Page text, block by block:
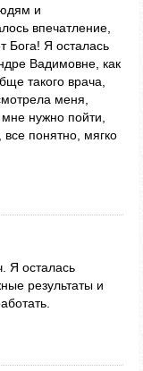
и
впечатление,
Бога! Я осталась
Вадимовне, как
такого врача,
меня,
нужно пойти,
понятно, мягко
Я осталась
результаты и